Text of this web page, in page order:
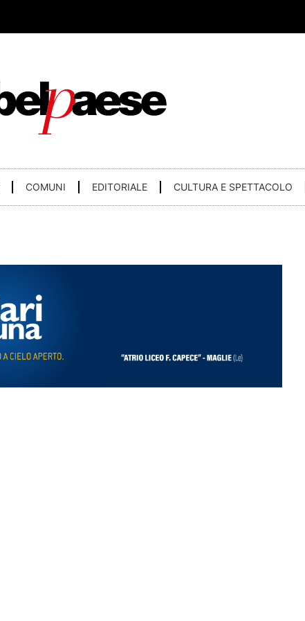
COMUNI EDITORIALE CULTURA E SPETTACOLO